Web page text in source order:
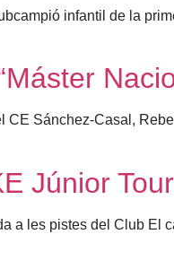
infantil de la
Sánchez-Casal,
Júnior
a les pistes del Club El